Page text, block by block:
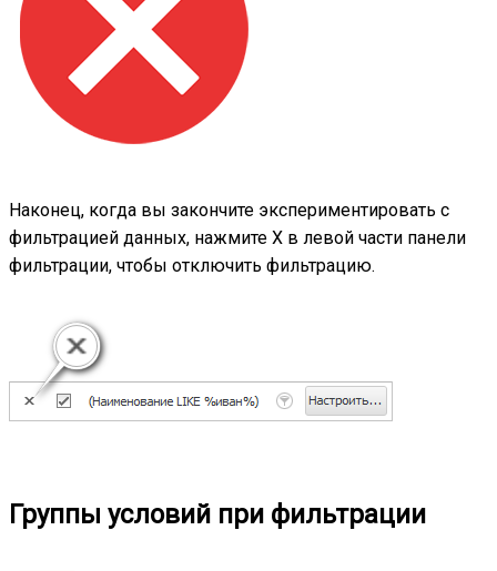
Наконец, когда вы закончите экспериментировать с
фильтрацией данных, нажмите X в левой части панели
фильтрации, чтобы отключить фильтрацию.
Группы условий при фильтрации